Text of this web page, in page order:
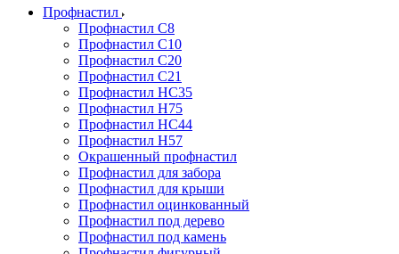
Профнастил
Профнастил С8
Профнастил С10
Профнастил С20
Профнастил С21
Профнастил НС35
Профнастил Н75
Профнастил HC44
Профнастил Н57
Окрашенный профнастил
Профнастил для забора
Профнастил для крыши
Профнастил оцинкованный
Профнастил под дерево
Профнастил под камень